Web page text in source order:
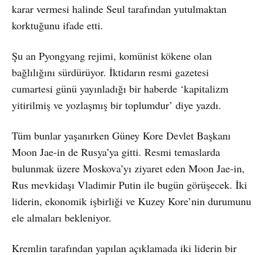
karar vermesi halinde Seul tarafından yutulmaktan
korktuğunu ifade etti.
Şu an Pyongyang rejimi, komünist kökene olan
bağlılığını sürdürüyor. İktidarın resmi gazetesi
cumartesi günü yayınladığı bir haberde ‘kapitalizm
yitirilmiş ve yozlaşmış bir toplumdur’ diye yazdı.
Tüm bunlar yaşanırken Güney Kore Devlet Başkanı
Moon Jae-in de Rusya’ya gitti. Resmi temaslarda
bulunmak üzere Moskova’yı ziyaret eden Moon Jae-in,
Rus mevkidaşı Vladimir Putin ile bugün görüşecek. İki
liderin, ekonomik işbirliği ve Kuzey Kore’nin durumunu
ele almaları bekleniyor.
Kremlin tarafından yapılan açıklamada iki liderin bir